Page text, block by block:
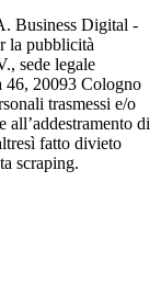
Business Digital -
la pubblicità
sede legale
46, 20093 Cologno
trasmessi e/o
di
fatto divieto
scraping.